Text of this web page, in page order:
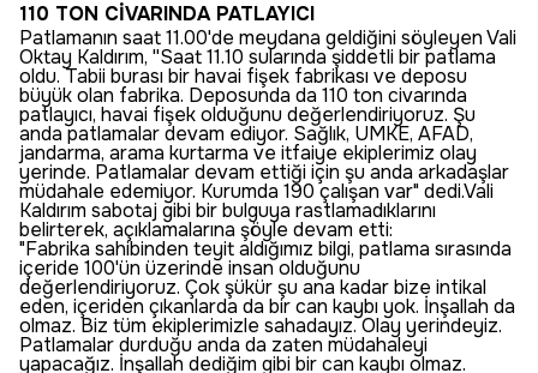
110 TON CİVARINDA PATLAYICI
Patlamanın saat 11.00'de meydana geldiğini söyleyen Vali
Oktay Kaldırım, ''Saat 11.10 sularında şiddetli bir patlama
oldu. Tabii burası bir havai fişek fabrikası ve deposu
büyük olan fabrika. Deposunda da 110 ton civarında
patlayıcı, havai fişek olduğunu değerlendiriyoruz. Şu
anda patlamalar devam ediyor. Sağlık, UMKE, AFAD,
jandarma, arama kurtarma ve itfaiye ekiplerimiz olay
yerinde. Patlamalar devam ettiği için şu anda arkadaşlar
müdahale edemiyor. Kurumda 190 çalışan var" dedi.Vali
Kaldırım sabotaj gibi bir bulguya rastlamadıklarını
belirterek, açıklamalarına şöyle devam etti:
"Fabrika sahibinden teyit aldığımız bilgi, patlama sırasında
içeride 100'ün üzerinde insan olduğunu
değerlendiriyoruz. Çok şükür şu ana kadar bize intikal
eden, içeriden çıkanlarda da bir can kaybı yok. İnşallah da
olmaz. Biz tüm ekiplerimizle sahadayız. Olay yerindeyiz.
Patlamalar durduğu anda da zaten müdahaleyi
yapacağız. İnşallah dediğim gibi bir can kaybı olmaz.